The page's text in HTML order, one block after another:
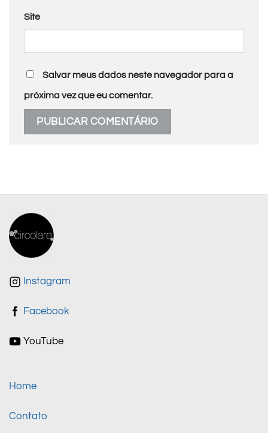
Site
Salvar meus dados neste navegador para a
próxima vez que eu comentar.
Instagram
Facebook
YouTube
Home
Contato